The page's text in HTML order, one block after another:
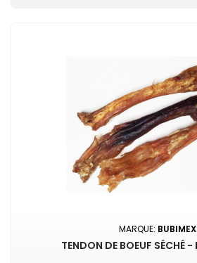
MARQUE: BUBIMEX
TENDON DE BOEUF SÉCHÉ -